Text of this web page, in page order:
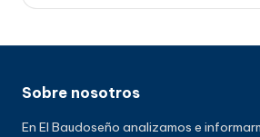
Sobre nosotros
En El Baudoseño analizamos e